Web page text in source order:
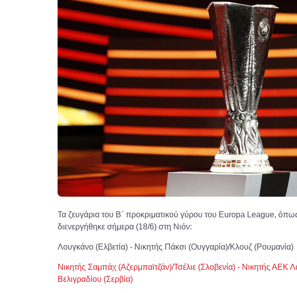
Τα ζευγάρια του Β΄ προκριματικού γύρου του Europa League,
διενεργήθηκε σήμερα (18/6) στη Νιόν:
Λουγκάνο (Ελβετία) - Νικητής Πάκσι (Ουγγαρία)/Κλουζ (Ρουμανία)
Νικητής Σαμπάχ (Αζερμπαϊτζάν)/Τσέλιε (Σλοβενία) - Νικητής ΑΕΚ
Βελιγραδίου (Σερβία)